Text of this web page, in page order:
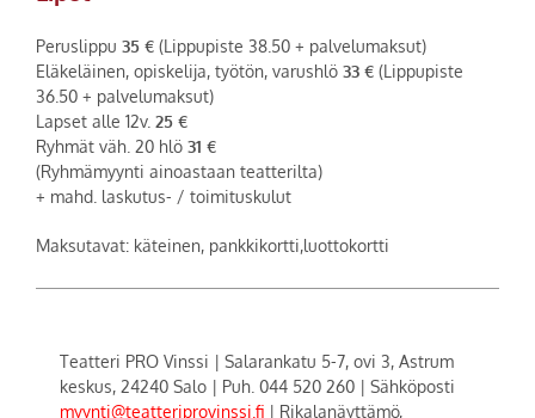
Peruslippu 35 € (Lippupiste 38.50 + palvelumaksut)
Eläkeläinen, opiskelija, työtön, varushlö 33 € (Lippupiste
36.50 + palvelumaksut)
Lapset alle 12v. 25 €
Ryhmät väh. 20 hlö 31 €
(Ryhmämyynti ainoastaan teatterilta)
+ mahd. laskutus- / toimituskulut
Maksutavat: käteinen, pankkikortti,luottokortti
Teatteri PRO Vinssi | Salarankatu 5-7, ovi 3, Astrum
keskus, 24240 Salo | Puh. 044 520 260 | Sähköposti
myynti@teatteriprovinssi.fi | Rikalanäyttämö,